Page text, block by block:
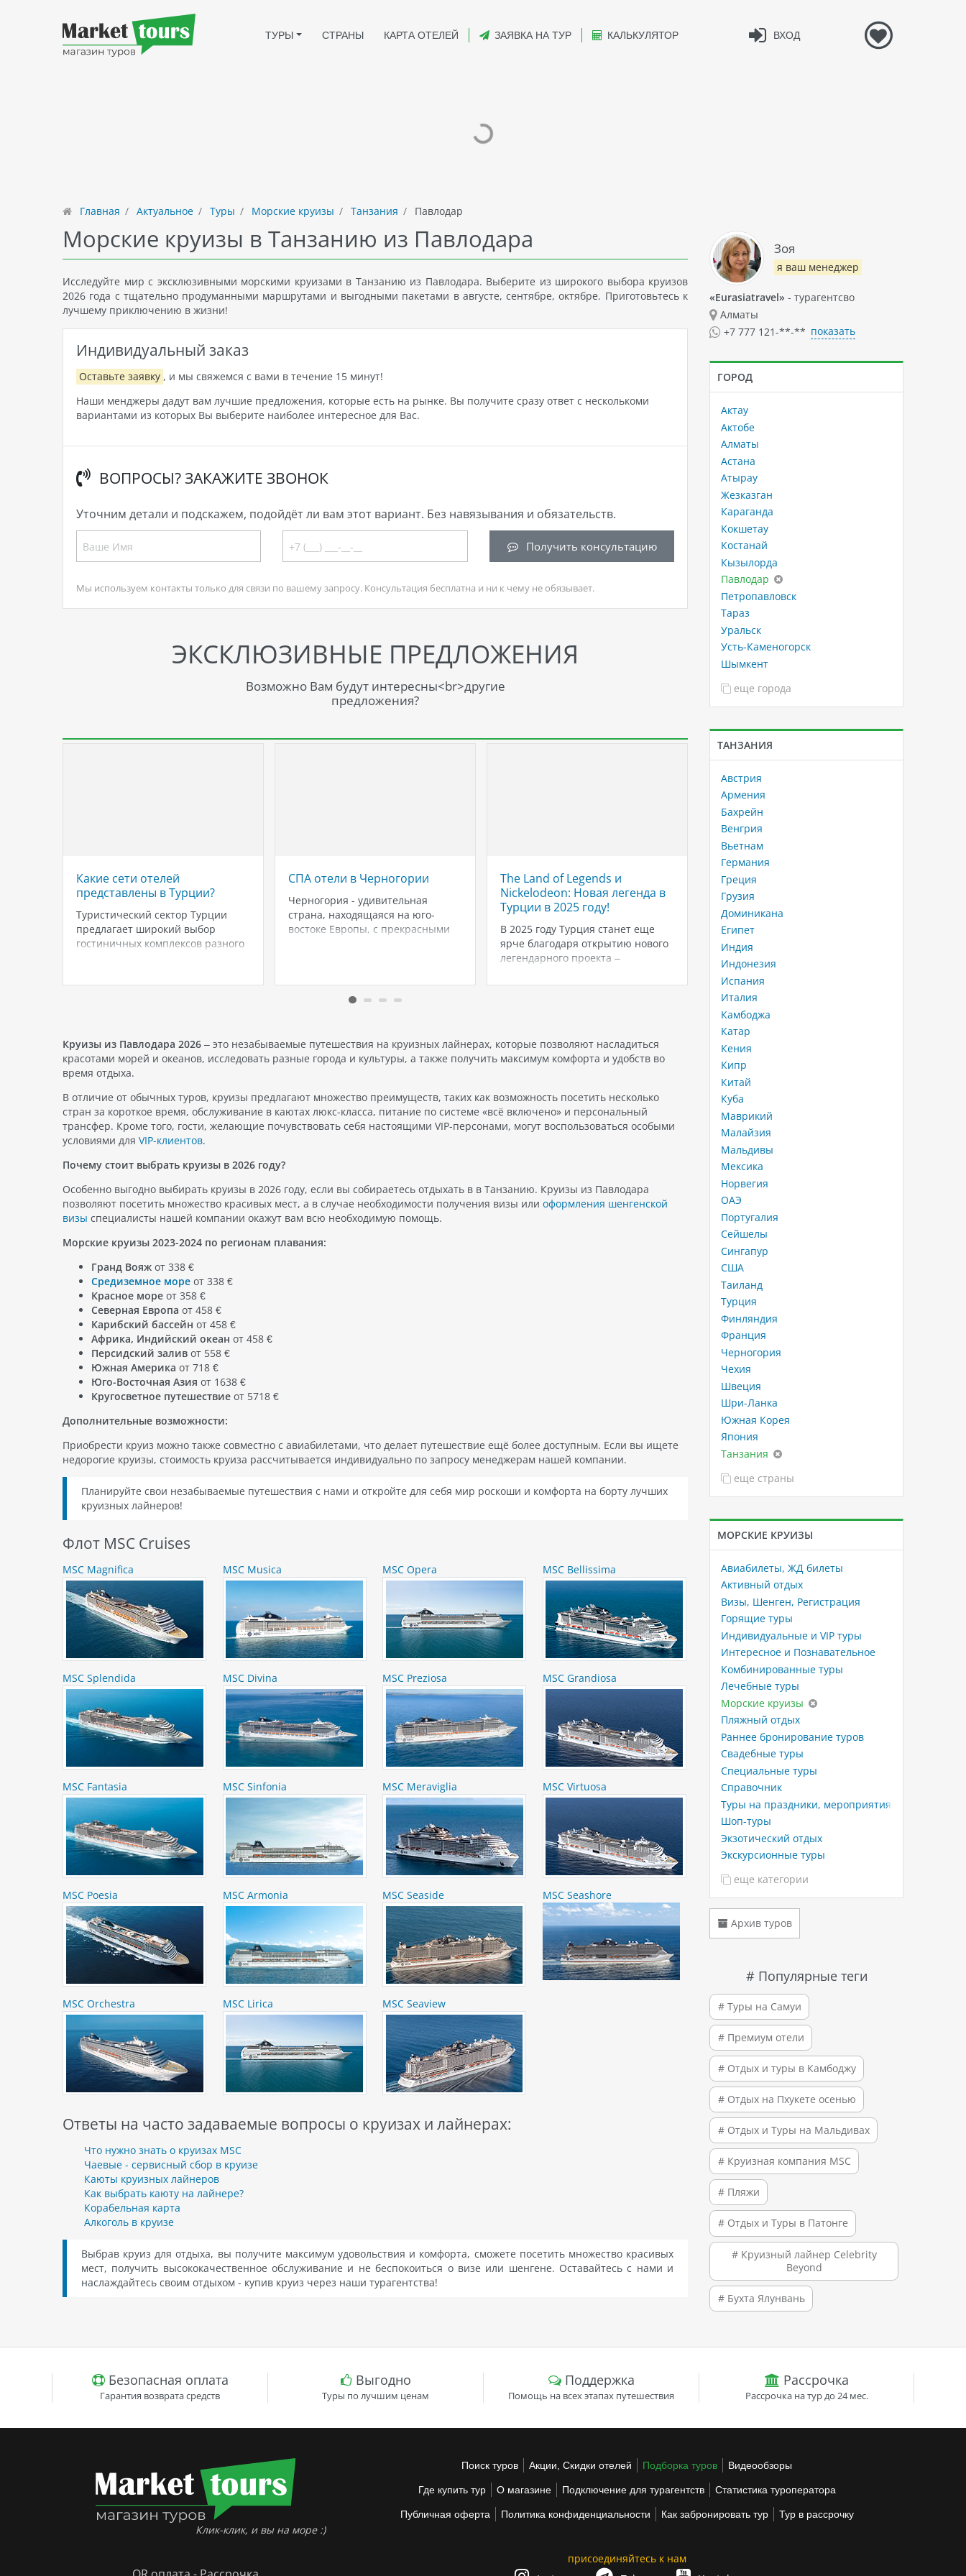
ВХОД
ТУРЫ СТРАНЫ КАРТА ОТЕЛЕЙ ЗАЯВКА НА ТУР КАЛЬКУЛЯТОР
Главная Актуальное Туры Морские круизы Танзания Павлодар
Морские круизы в Танзанию из Павлодара
Исследуйте мир с эксклюзивными морскими круизами в Танзанию из Павлодара. Выберите из широкого выбора круизов
2026 года с тщательно продуманными маршрутами и выгодными пакетами в августе, сентябре, октябре. Приготовьтесь к
лучшему приключению в жизни!
Индивидуальный заказ
Оставьте заявку , и мы свяжемся с вами в течение 15 минут!
Наши менджеры дадут вам лучшие предложения, которые есть на рынке. Вы получите сразу ответ с несколькоми
вариантами из которых Вы выберите наиболее интересное для Вас.
ВОПРОСЫ? ЗАКАЖИТЕ ЗВОНОК
Уточним детали и подскажем, подойдёт ли вам этот вариант. Без навязывания и обязательств.
Получить консультацию
Мы используем контакты только для связи по вашему запросу. Консультация бесплатна и ни к чему не обязывает.
ЭКСКЛЮЗИВНЫЕ ПРЕДЛОЖЕНИЯ
Возможно Вам будут интересны<br>другие
предложения?
Какие сети отелей
представлены в Турции?
Туристический сектор Турции
предлагает широкий выбор
гостиничных комплексов разного
известным мировым сетям
известных международных сетей
отелей,…
СПА отели в Черногории
Черногория - удивительная
страна, находящаяся на юго-
востоке Европы, с прекрасными
того, Черногория является домом
для множества СПА-отелей,
расслабиться, насладиться
прекрасным видом на море и
The Land of Legends и
Nickelodeon: Новая легенда в
Турции в 2025 году!
В 2025 году Турция станет еще
ярче благодаря открытию нового
легендарного проекта –
присоединится к масштабному
уровень семейного отдыха 🔔 The
Land of Legends…
Отели Вьетнама с концепцией
«все включено»
Вьетнам – прекрасное место для
отдыха, где каждый турист сможет
найти что-то по душе. Эта страна,
расположенная в Юго-Восточной
Азии, привлекает
путешественников своими
живописными пляжами,
удивительной кухней и богатой
культурой. Отдыхая во Вьетнаме,
вы сможете насладиться
будь…
Круизы из Павлодара 2026 – это незабываемые путешествия на круизных лайнерах, которые позволяют насладиться
красотами морей и океанов, исследовать разные города и культуры, а также получить максимум комфорта и удобств во
время отдыха.
В отличие от обычных туров, круизы предлагают множество преимуществ, таких как возможность посетить несколько
стран за короткое время, обслуживание в каютах люкс-класса, питание по системе «всё включено» и персональный
трансфер. Кроме того, гости, желающие почувствовать себя настоящими VIP-персонами, могут воспользоваться особыми
условиями для VIP-клиентов.
Почему стоит выбрать круизы в 2026 году?
Особенно выгодно выбирать круизы в 2026 году, если вы собираетесь отдыхать в в Танзанию. Круизы из Павлодара
позволяют посетить множество красивых мест, а в случае необходимости получения визы или оформления шенгенской
визы специалисты нашей компании окажут вам всю необходимую помощь.
Морские круизы 2023-2024 по регионам плавания:
Гранд Вояж от 338 €
Средиземное море от 338 €
Красное море от 358 €
Северная Европа от 458 €
Карибский бассейн от 458 €
Африка, Индийский океан от 458 €
Персидский залив от 558 €
Южная Америка от 718 €
Юго-Восточная Азия от 1638 €
Кругосветное путешествие от 5718 €
Дополнительные возможности:
Приобрести круиз можно также совместно с авиабилетами, что делает путешествие ещё более доступным. Если вы ищете
недорогие круизы, стоимость круиза рассчитывается индивидуально по запросу менеджерам нашей компании.
Планируйте свои незабываемые путешествия с нами и откройте для себя мир роскоши и комфорта на борту лучших
круизных лайнеров!
Флот MSC Cruises
MSC Magnifica
MSC Splendida
MSC Fantasia
MSC Poesia
MSC Orchestra
MSC Musica
MSC Divina
MSC Sinfonia
MSC Armonia
MSC Lirica
MSC Opera
MSC Preziosa
MSC Meraviglia
MSC Seaside
MSC Seaview
MSC Bellissima
MSC Grandiosa
MSC Virtuosa
MSC Seashore
Ответы на часто задаваемые вопросы о круизах и лайнерах:
Что нужно знать о круизах MSC
Чаевые - сервисный сбор в круизе
Каюты круизных лайнеров
Как выбрать каюту на лайнере?
Корабельная карта
Алкоголь в круизе
Выбрав круиз для отдыха, вы получите максимум удовольствия и комфорта, сможете посетить множество красивых
мест, получить высококачественное обслуживание и не беспокоиться о визе или шенгене. Оставайтесь с нами и
наслаждайтесь своим отдыхом - купив круиз через наши турагентства!
Зоя
я ваш менеджер
«Eurasiatravel» - турагентсво
Алматы
+7 777 121-**-** показать
ГОРОД
Актау
Актобе
Алматы
Астана
Атырау
Жезказган
Караганда
Кокшетау
Костанай
Кызылорда
Павлодар
Петропавловск
Тараз
Уральск
Усть-Каменогорск
Шымкент
еще города
ТАНЗАНИЯ
Австрия
Армения
Бахрейн
Венгрия
Вьетнам
Германия
Греция
Грузия
Доминикана
Египет
Индия
Индонезия
Испания
Италия
Камбоджа
Катар
Кения
Кипр
Китай
Куба
Маврикий
Малайзия
Мальдивы
Мексика
Норвегия
ОАЭ
Португалия
Сейшелы
Сингапур
США
Таиланд
Турция
Финляндия
Франция
Черногория
Чехия
Швеция
Шри-Ланка
Южная Корея
Япония
Танзания
еще страны
МОРСКИЕ КРУИЗЫ
Авиабилеты, ЖД билеты
Активный отдых
Визы, Шенген, Регистрация
Горящие туры
Индивидуальные и VIP туры
Интересное и Познавательное
Комбинированные туры
Лечебные туры
Морские круизы
Пляжный отдых
Раннее бронирование туров
Свадебные туры
Специальные туры
Справочник
Туры на праздники, мероприятия
Шоп-туры
Экзотический отдых
Экскурсионные туры
еще категории
Архив туров
# Популярные теги
# Туры на Самуи
# Премиум отели
# Отдых и туры в Камбоджу
# Отдых на Пхукете осенью
# Отдых и Туры на Мальдивах
# Круизная компания MSC
# Пляжи
# Отдых и Туры в Патонге
# Круизный лайнер Celebrity
Beyond
# Бухта Ялунвань
Безопасная оплата
Гарантия возврата средств
Выгодно
Туры по лучшим ценам
Поддержка
Помощь на всех этапах путешествия
Рассрочка
Рассрочка на тур до 24 мес.
Клик-клик, и вы на море :)
Поиск туров Акции, Скидки отелей Подборка туров Видеообзоры
Где купить тур О магазине Подключение для турагентств Статистика туроператора
Публичная оферта Политика конфиденциальности Как забронировать тур Тур в рассрочку
присоединяйтесь к нам